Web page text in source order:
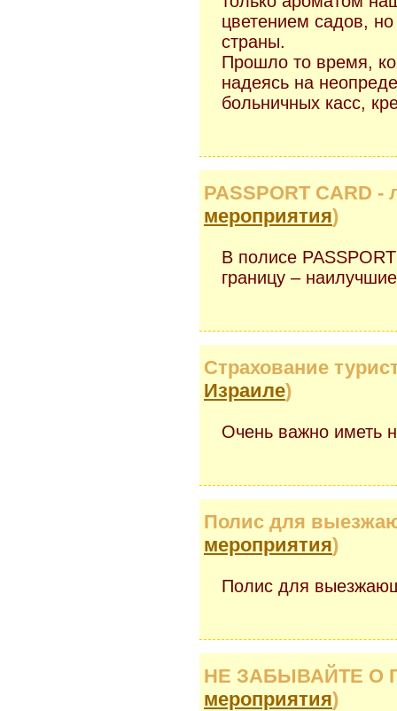
цветением садов,
страны.
Прошло то время,
надеясь на
больничных касс,
PASSPORT CARD
мероприятия)
В полисе
границу –
Страхование
Израиле)
Очень важно иметь
Полис для
мероприятия)
Полис для
НЕ ЗАБЫВАЙТЕ О
мероприятия)